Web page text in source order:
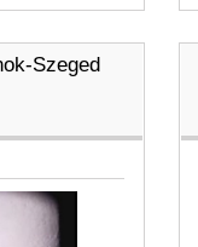
Szeged